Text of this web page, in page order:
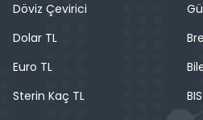
Döviz Çevirici
Dolar TL
Euro TL
Sterin Kaç TL